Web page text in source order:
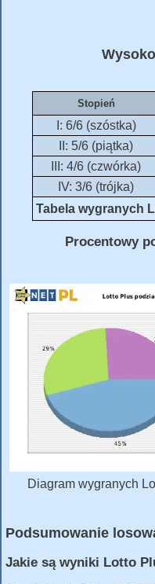
Stopień
I: 6/6 (szóstka)
II: 5/6 (piątka)
III: 4/6 (czwórka)
IV: 3/6 (trójka)
Tabela wygranych
Procentowy
Diagram wygranych
Podsumowanie
Jakie są wyniki Lotto